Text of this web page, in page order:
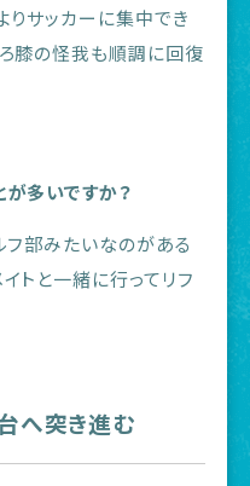
りサッカーに集中でき
膝の怪我も順調に回復
多いですか？
部みたいなのがある
トと一緒に行ってリフ
へ突き進む